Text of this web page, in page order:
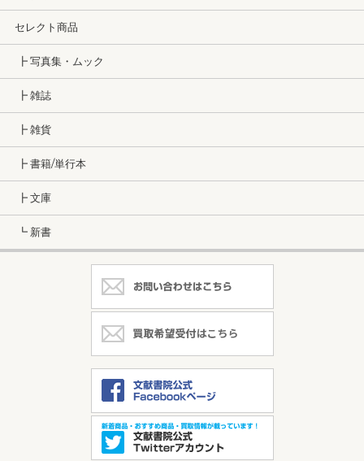
セレクト商品
┣ 写真集・ムック
┣ 雑誌
┣ 雑貨
┣ 書籍/単行本
┣ 文庫
┗ 新書